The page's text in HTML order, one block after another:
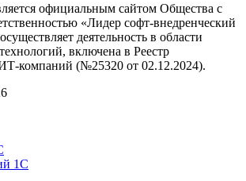
официальным сайтом Общества с
«Лидер софт-внедренческий
деятельность в области
включена в Реестр
компаний (№25320 от 02.12.2024).
1С